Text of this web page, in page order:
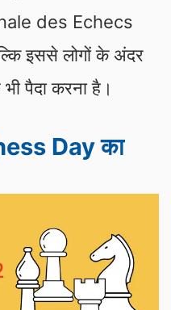
des Echecs
इससे लोगों के अंदर
पैदा करना है।
Day का